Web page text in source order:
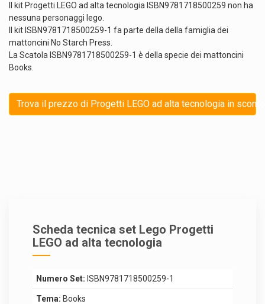
Il kit Progetti LEGO ad alta tecnologia ISBN9781718500259 non ha
nessuna personaggi lego.
Il kit ISBN9781718500259-1 fa parte della della famiglia dei
mattoncini No Starch Press.
La Scatola ISBN9781718500259-1 è della specie dei mattoncini
Books.
Trova il prezzo di Progetti LEGO ad alta tecnologia in sconto
Scheda tecnica set Lego Progetti
LEGO ad alta tecnologia
Numero Set: ISBN9781718500259-1
Tema: Books